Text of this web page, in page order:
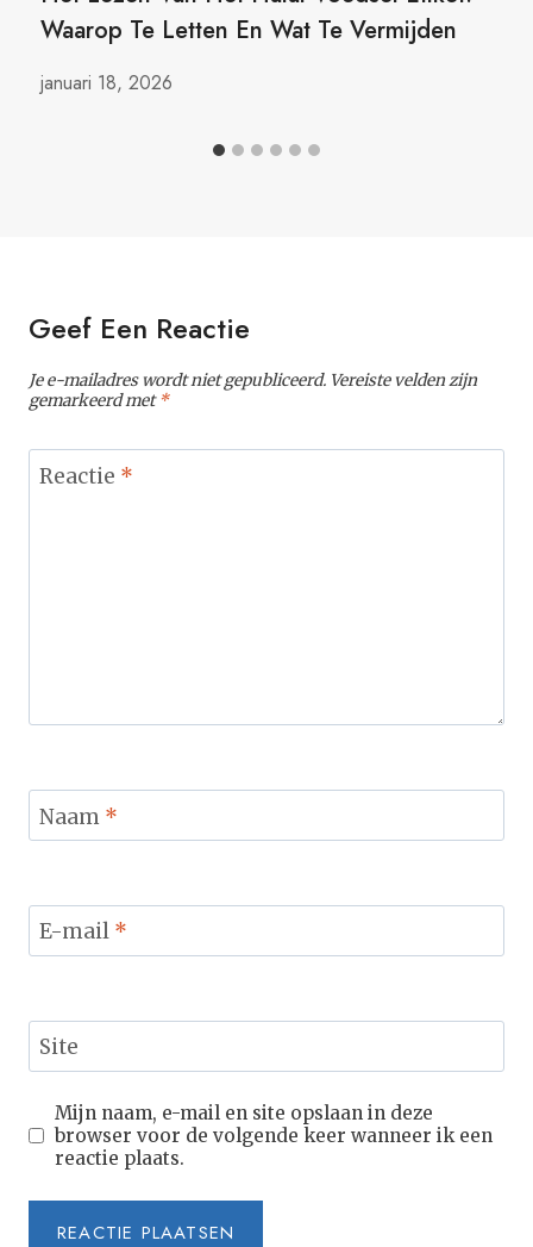
Waarop Te Letten En Wat Te Vermijden
januari 18, 2026
Geef Een Reactie
Je e-mailadres wordt niet gepubliceerd. Vereiste velden zijn
gemarkeerd met*
Reactie *
Naam *
E-mail *
Site
Mijn naam, e-mail en site opslaan in deze
browser voor de volgende keer wanneer ik een
reactie plaats.